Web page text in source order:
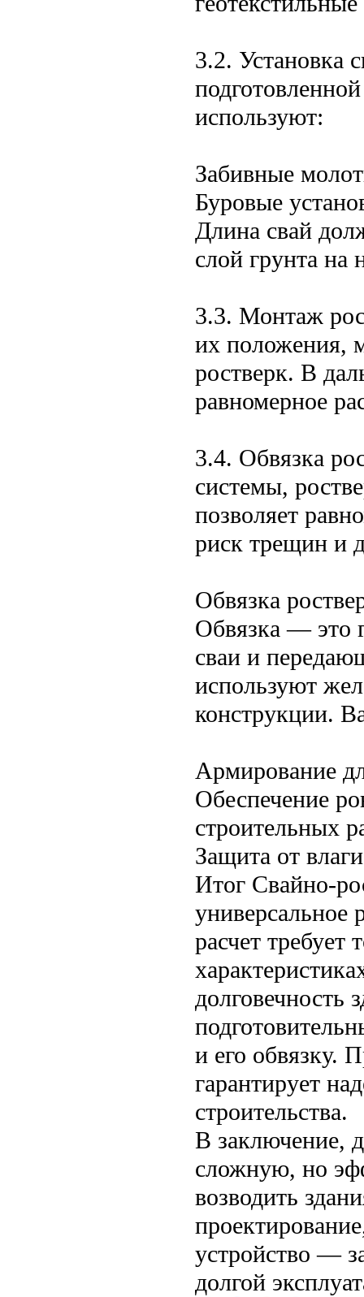
3.2. Установка
используют:
Забивные
Буровые
Длина свай
слой грунта на
3.3. Монтаж
их положения,
ростверк. В
равномерное
3.4. Обвязка
системы,
позволяет
риск трещин и
Обвязка
Обвязка — это
сваи и
используют
конструкции.
Армирование
Обеспечение
строительных
Защита от
Итог Свайно-
универсальное
расчет
долговечность
и его обвязку.
гарантирует
строительства.
В заключение,
сложную, но
возводить
устройство —
долгой